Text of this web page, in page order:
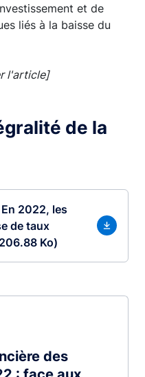
et de
liés à la baisse du
l'article]
de la
2022, les
de taux
Ko)
des